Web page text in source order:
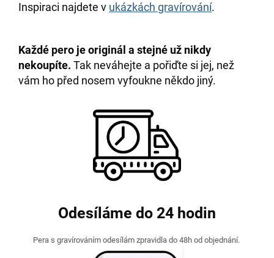
Inspiraci najdete v ukázkách gravírování.
Každé pero je originál a stejné už nikdy
nekoupíte. Tak neváhejte a pořiďte si jej, než
vám ho před nosem vyfoukne někdo jiný.
Odesíláme do 24 hodin
Pera s gravírováním odesílám zpravidla do 48h od objednání.